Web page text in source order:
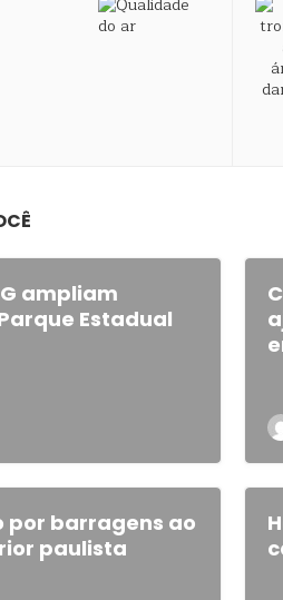
ampliam
Estadual
por barragens ao
paulista